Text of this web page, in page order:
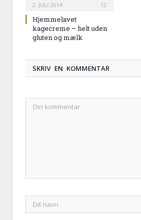
2. JULI 2014 12
Hjemmelavet
kagecreme – helt uden
gluten og mælk
SKRIV EN KOMMENTAR